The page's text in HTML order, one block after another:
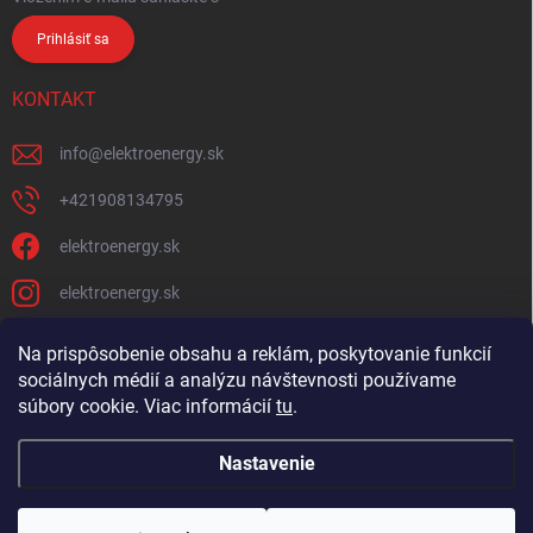
Na prispôsobenie obsahu a reklám, poskytovanie funkcií
sociálnych médií a analýzu návštevnosti používame
súbory cookie. Viac informácií tu.
Nastavenie
Prihlásiť sa
KONTAKT
info@elektroenergy.sk
+421908134795
elektroenergy.sk
elektroenergy.sk
Podmienky ochrany osobných údajov
Kontakty
Obchodné podmienky
Copyright 2026Elektroenergy. Všetky práva vyhradené.Upraviť nastavenie